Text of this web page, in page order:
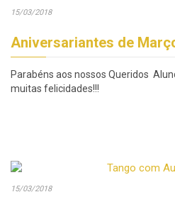
15/03/2018
Aniversariantes de
Parabéns aos nossos Queridos
muitas felicidades!!!
15/03/2018